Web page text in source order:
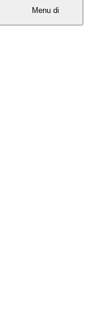
Menu di